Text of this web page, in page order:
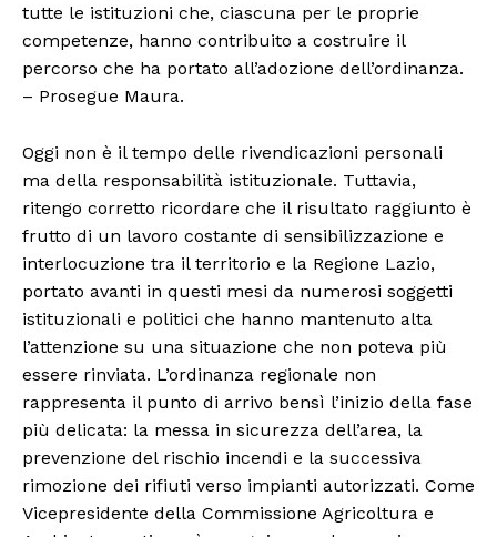
tutte le istituzioni che, ciascuna per le proprie
competenze, hanno contribuito a costruire il
percorso che ha portato all’adozione dell’ordinanza.
– Prosegue Maura.
Oggi non è il tempo delle rivendicazioni personali
ma della responsabilità istituzionale. Tuttavia,
ritengo corretto ricordare che il risultato raggiunto è
frutto di un lavoro costante di sensibilizzazione e
interlocuzione tra il territorio e la Regione Lazio,
portato avanti in questi mesi da numerosi soggetti
istituzionali e politici che hanno mantenuto alta
l’attenzione su una situazione che non poteva più
essere rinviata. L’ordinanza regionale non
rappresenta il punto di arrivo bensì l’inizio della fase
più delicata: la messa in sicurezza dell’area, la
prevenzione del rischio incendi e la successiva
rimozione dei rifiuti verso impianti autorizzati. Come
Vicepresidente della Commissione Agricoltura e